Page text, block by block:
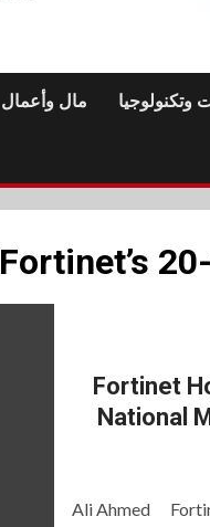
وتكنولوجيا مال وأعمال
Fortinet’s
Fortinet
National
Ali Ahmed